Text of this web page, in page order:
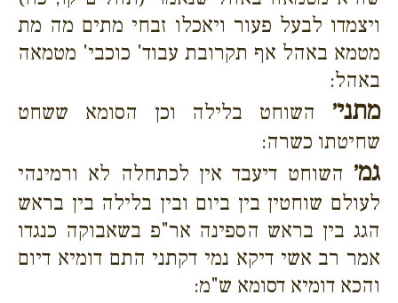
ויצמדו לבעל פעור ויאכלו זבחי מתים מה מת
מטמא באהל אף תקרובת עבוד' כוכבי' מטמאה
באהל:
מתני׳ השוחט בלילה וכן הסומא ששחט
שחיטתו כשרה:
גמ׳ השוחט דיעבד אין לכתחלה לא ורמינהי
לעולם שוחטין בין ביום ובין בלילה בין בראש
הגג בין בראש הספינה אר"פ בשאבוקה כנגדו
אמר רב אשי דיקא נמי דקתני התם דומיא דיום
והכא דומיא דסומא ש"מ: